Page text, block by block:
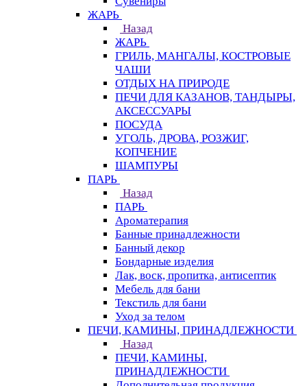
ЖАРЬ
Назад
ЖАРЬ
ГРИЛЬ, МАНГАЛЫ, КОСТРОВЫЕ
ЧАШИ
ОТДЫХ НА ПРИРОДЕ
ПЕЧИ ДЛЯ КАЗАНОВ, ТАНДЫРЫ,
АКСЕССУАРЫ
ПОСУДА
УГОЛЬ, ДРОВА, РОЗЖИГ,
КОПЧЕНИЕ
ШАМПУРЫ
ПАРЬ
Назад
ПАРЬ
Ароматерапия
Банные принадлежности
Банный декор
Бондарные изделия
Лак, воск, пропитка, антисептик
Мебель для бани
Текстиль для бани
Уход за телом
ПЕЧИ, КАМИНЫ, ПРИНАДЛЕЖНОСТИ
Назад
ПЕЧИ, КАМИНЫ,
ПРИНАДЛЕЖНОСТИ